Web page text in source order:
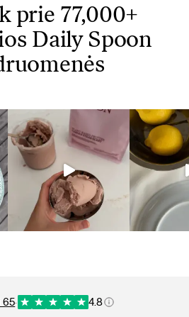
prie 77,000+
Daily Spoon
65· 4.8